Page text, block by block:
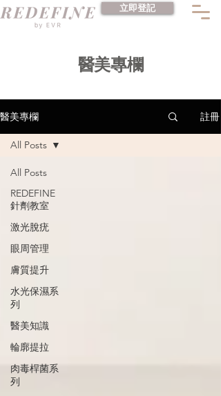
立即登記
​醫美專欄
醫美專欄 註冊
All Posts
REDEFINE
針劑教室
激光脫疣
眼周管理
膚質提升
水光保濕系
列
醫美知識
輪廓提拉
肉毒桿菌系
列
All Posts